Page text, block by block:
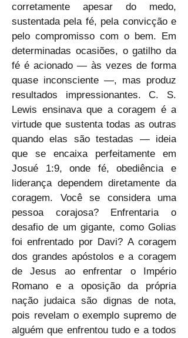
corretamente apesar do medo,
sustentada pela fé, pela convicção e
pelo compromisso com o bem. Em
determinadas ocasiões, o gatilho da
fé é acionado — às vezes de forma
quase inconsciente —, mas produz
resultados impressionantes. C. S.
Lewis ensinava que a coragem é a
virtude que sustenta todas as outras
quando elas são testadas — ideia
que se encaixa perfeitamente em
Josué 1:9, onde fé, obediência e
liderança dependem diretamente da
coragem. Você se considera uma
pessoa corajosa? Enfrentaria o
desafio de um gigante, como Golias
foi enfrentado por Davi? A coragem
dos grandes apóstolos e a coragem
de Jesus ao enfrentar o Império
Romano e a oposição da própria
nação judaica são dignas de nota,
pois revelam o exemplo supremo de
alguém que enfrentou tudo e a todos